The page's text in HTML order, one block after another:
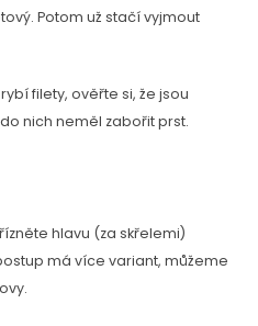
Potom už stačí vyjmout
filety, ověřte si, že jsou
nich neměl zabořit prst.
hlavu (za skřelemi)
má více variant, můžeme